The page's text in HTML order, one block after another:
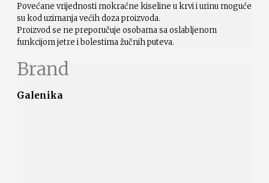
Povećane vrijednosti mokraćne kiseline u krvi i urinu moguće
su kod uzimanja većih doza proizvoda.
Proizvod se ne preporučuje osobama sa oslabljenom
funkcijom jetre i bolestima žučnih puteva.
Brand
Galenika